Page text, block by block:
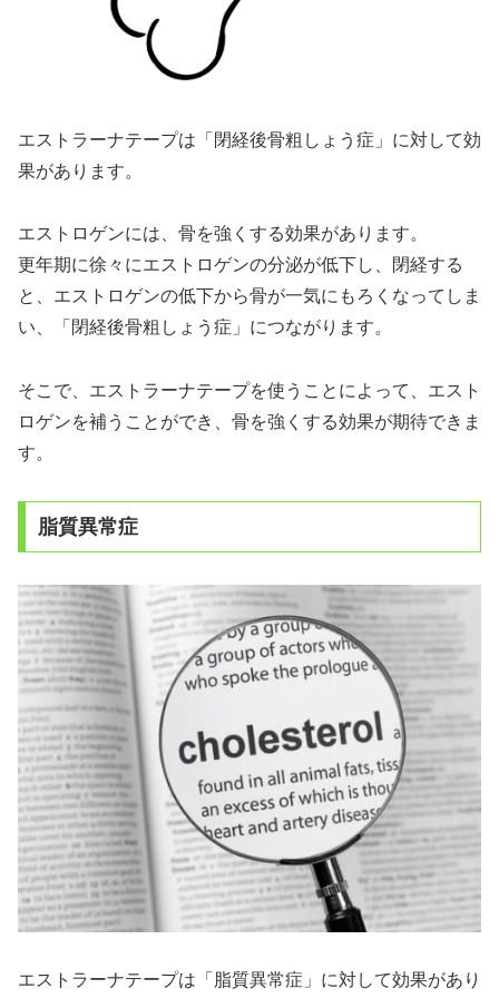
エストラーナテープは「閉経後骨粗しょう症」に対して効
果があります。
エストロゲンには、骨を強くする効果があります。
更年期に徐々にエストロゲンの分泌が低下し、閉経する
と、エストロゲンの低下から骨が一気にもろくなってしま
い、「閉経後骨粗しょう症」につながります。
そこで、エストラーナテープを使うことによって、エスト
ロゲンを補うことができ、骨を強くする効果が期待できま
す。
脂質異常症
エストラーナテープは「脂質異常症」に対して効果があり